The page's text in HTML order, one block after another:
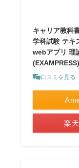
キャリア教科
学科試験 テキ
webアプリ 理
(EXAMPRESS)
口コミを見る
楽